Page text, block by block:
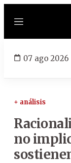
Menú
07 ago 2026
+ análisis
no